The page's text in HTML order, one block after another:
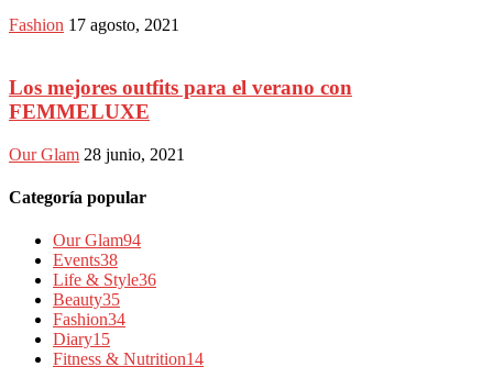
Fashion 17 agosto, 2021
Los mejores outfits para el verano con
FEMMELUXE
Our Glam 28 junio, 2021
Categoría popular
Our Glam94
Events38
Life & Style36
Beauty35
Fashion34
Diary15
Fitness & Nutrition14